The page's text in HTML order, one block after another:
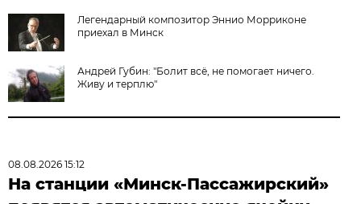
Легендарный композитор Эннио Морриконе
приехал в Минск
Андрей Губин: "Болит всё, не помогает ничего.
Живу и терплю"
08.08.2026 15:12
На станции «Минск-Пассажирский»